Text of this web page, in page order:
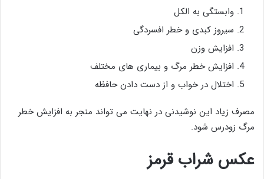
وابستگی به الکل
سیروز کبدی و خطر افسردگی
افزایش وزن
افزایش خطر مرگ و بیماری های مختلف
اختلال در خواب و از دست دادن حافظه
مصرف زیاد این نوشیدنی در نهایت می تواند منجر به افزایش خطر
مرگ زودرس شود.
عکس شراب قرمز